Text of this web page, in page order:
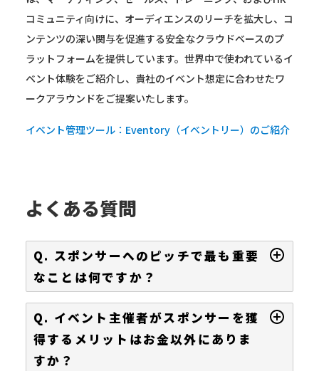
コミュニティ向けに、オーディエンスのリーチを拡大し、コ
ンテンツの深い関与を促進する安全なクラウドベースのプ
ラットフォームを提供しています。世界中で使われているイ
ベント体験をご紹介し、貴社のイベント想定に合わせたワ
ークアラウンドをご提案いたします。
イベント管理ツール：Eventory（イベントリー）のご紹介
よくある質問
Q. スポンサーへのピッチで最も重要
なことは何ですか？
Q. イベント主催者がスポンサーを獲
得するメリットはお金以外にありま
すか？